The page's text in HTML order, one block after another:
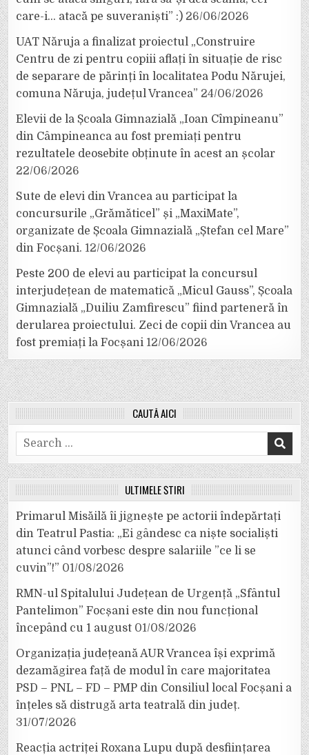
care-i… atacă pe suveraniști” :) 26/06/2026
UAT Năruja a finalizat proiectul „Construire
Centru de zi pentru copiii aflați în situație de risc
de separare de părinți în localitatea Podu Nărujei,
comuna Năruja, județul Vrancea” 24/06/2026
Elevii de la Școala Gimnazială „Ioan Cîmpineanu”
din Câmpineanca au fost premiați pentru
rezultatele deosebite obținute în acest an școlar
22/06/2026
Sute de elevi din Vrancea au participat la
concursurile „Grămăticel” și „MaxiMate”,
organizate de Școala Gimnazială „Ștefan cel Mare”
din Focșani. 12/06/2026
Peste 200 de elevi au participat la concursul
interjudețean de matematică „Micul Gauss”, Școala
Gimnazială „Duiliu Zamfirescu” fiind parteneră în
derularea proiectului. Zeci de copii din Vrancea au
fost premiați la Focșani 12/06/2026
CAUTĂ AICI
Search
for:
ULTIMELE ȘTIRI
Primarul Misăilă îi jignește pe actorii îndepărtați
din Teatrul Pastia: „Ei gândesc ca niște socialiști
atunci când vorbesc despre salariile ”ce li se
cuvin”!” 01/08/2026
RMN-ul Spitalului Județean de Urgență „Sfântul
Pantelimon” Focșani este din nou funcțional
începând cu 1 august 01/08/2026
Organizația județeană AUR Vrancea își exprimă
dezamăgirea față de modul în care majoritatea
PSD – PNL – FD – PMP din Consiliul local Focșani a
înțeles să distrugă arta teatrală din județ.
31/07/2026
Reacția actriței Roxana Lupu după desființarea